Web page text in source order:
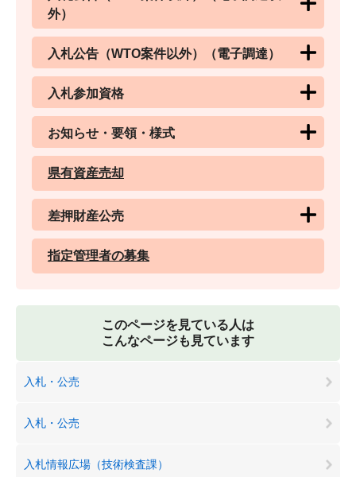
外）
入札公告（WTO案件以外）（電子調達）
入札参加資格
お知らせ・要領・様式
県有資産売却
差押財産公売
指定管理者の募集
このページを見ている人は
こんなページも見ています
入札・公売
入札・公売
入札情報広場（技術検査課）